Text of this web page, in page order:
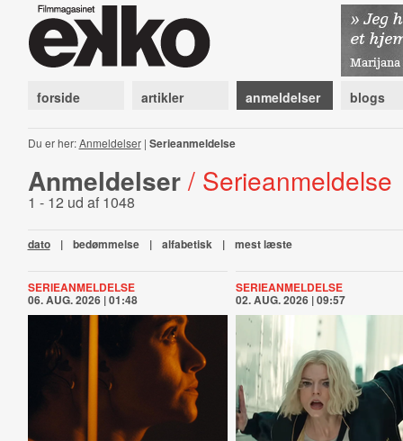
forside artikler anmeldelser blogs
Du er her:Anmeldelser| Serieanmeldelse
Anmeldelser / Serieanmeldelse
1 - 12 ud af 1048
dato | bedømmelse | alfabetisk | mest læste
SERIEANMELDELSE
06. AUG. 2026 | 01:48
SERIEANMELDELSE
02. AUG. 2026 | 09:57